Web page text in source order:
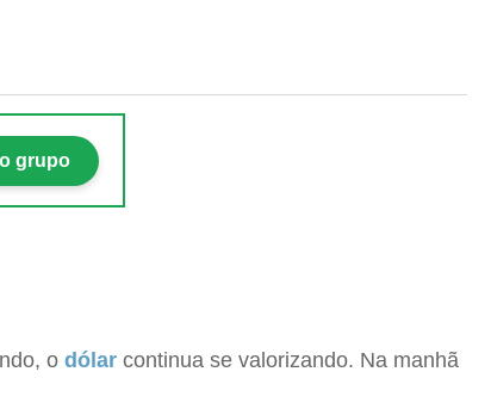
grupo
o dólar continua se valorizando. Na manhã